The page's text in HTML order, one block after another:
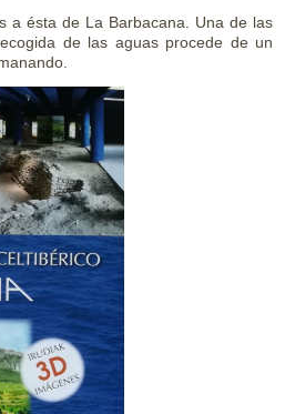
a ésta de La Barbacana. Una de las
de las aguas procede de un